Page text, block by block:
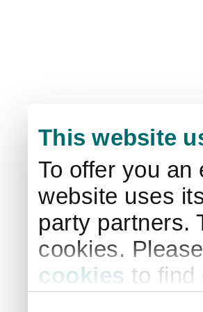
This website
To offer you
website uses
party partners.
cookies.
cookies to find